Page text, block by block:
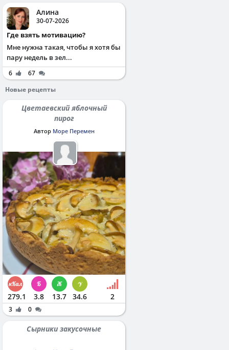
Алина
30-07-2026
Где взять мотивацию?
Мне нужна такая, чтобы я хотя бы
пару недель в зел...
6
67
Новые рецепты
Цветаевский яблочный
пирог
Автор Море Перемен
279.1 3.8 13.7 34.6 2
3 0
Сырники закусочные